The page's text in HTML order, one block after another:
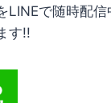
で随時配
す!!